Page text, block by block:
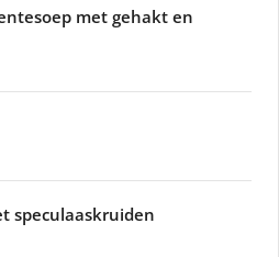
met gehakt en
speculaaskruiden